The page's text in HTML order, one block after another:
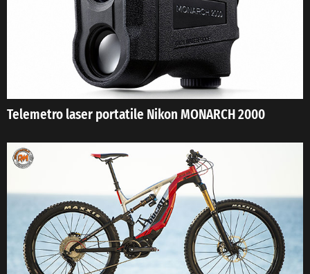
Telemetro laser portatile Nikon MONARCH 2000